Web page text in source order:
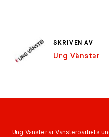
SKRIVEN AV
Ung Vänster
Ung Vänster är Vänsterpartiets